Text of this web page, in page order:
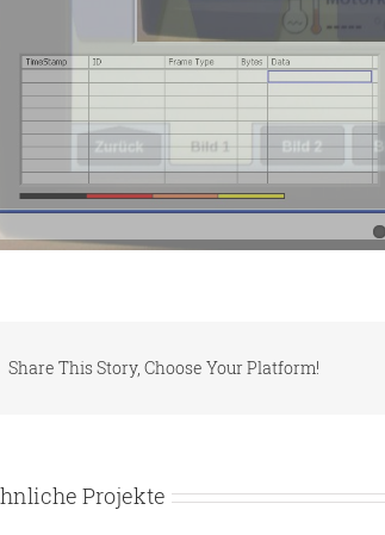
Share This Story, Choose Your Platform!
Projekte